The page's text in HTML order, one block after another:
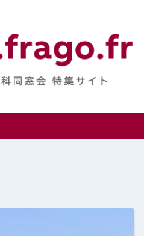
ンス語学